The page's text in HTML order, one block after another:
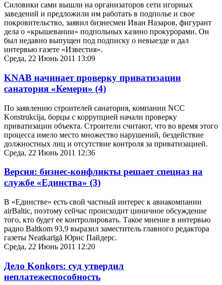
Силовики сами вышли на организаторов сети игорных
заведений и предложили им работать в подполье и свое
покровительство, заявил бизнесмен Иван Назаров, фигурант
дела о «крышевании» подпольных казино прокурорами. Он
был недавно выпущен под подписку о невыезде и дал
интервью газете «Известия».
Среда, 22 Июнь 2011 13:09
KNAB начинает проверку приватизации
санатория «Кемери» (4)
По заявлению строителей санатория, компании NCC
Konstrukcija, борцы с коррупцией начали проверку
приватизации объекта. Строители считают, что во время этого
процесса имело место множество нарушений, бездействие
должностных лиц и отсутствие контроля за приватизацией.
Среда, 22 Июнь 2011 12:36
Версия: бизнес-конфликты решает спецназ на
службе «Единства» (3)
В «Единстве» есть свой частный интерес к авиакомпании
airBaltic, поэтому сейчас происходит циничное обсуждение
того, кто будет ее контролировать. Такое мнение в интервью
радио Baltkom 93,9 выразил заместитель главного редактора
газеты Neatkarīgā Юрис Пайдерс.
Среда, 22 Июнь 2011 12:20
Дело Konkors: суд утвердил
неплатежеспособность